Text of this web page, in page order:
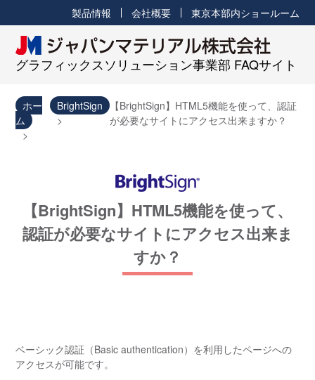
グラフィックスソリューション事業部 FAQサイト
製品情報 会社概要 東京本部内ショールーム
ホー
ム
BrightSign
【BrightSign】HTML5機能を使って、認証
が必要なサイトにアクセス出来ますか？
【BrightSign】HTML5機能を使って、
認証が必要なサイトにアクセス出来ま
すか？
ベーシック認証（Basic authentication）を利用したページへの
アクセスが可能です。